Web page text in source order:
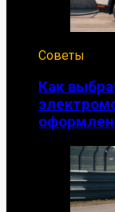
Советы
Как